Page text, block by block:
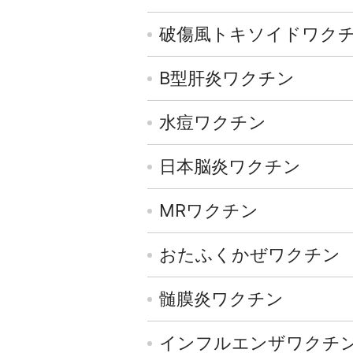
破傷風トキソイドワク
B型肝炎ワクチン
水痘ワクチン
日本脳炎ワクチン
MRワクチン
おたふくかぜワクチン
髄膜炎ワクチン
インフルエンザワクチ